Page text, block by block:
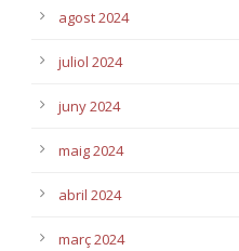
agost 2024
juliol 2024
juny 2024
maig 2024
abril 2024
març 2024